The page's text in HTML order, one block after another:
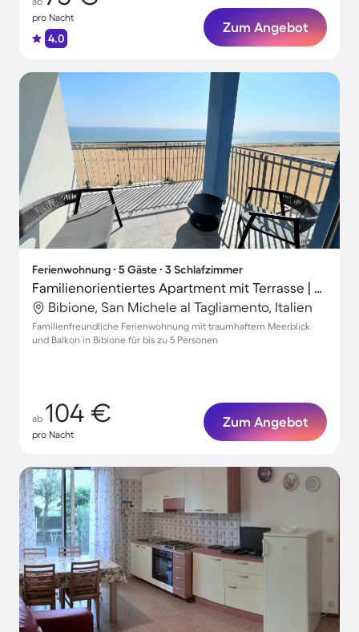
pro Nacht
4.0
Zum Angebot
Ferienwohnung ∙ 5 Gäste ∙ 3 Schlafzimmer
Familienorientiertes Apartment mit Terrasse | Wasserblick | Neben dem Strand
Bibione, San Michele al Tagliamento, Italien
Familienfreundliche Ferienwohnung mit traumhaftem Meerblick
und Balkon in Bibione für bis zu 5 Personen
ab 104 €
pro Nacht
Zum Angebot